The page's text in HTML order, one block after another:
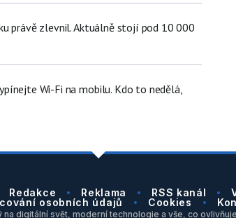
právě zlevnil. Aktuálně stojí pod 10 000
Wi-Fi na mobilu. Kdo to nedělá,
Redakce Reklama RSS kanál
osobních údajů
Cookies
na digitální svět, moderní technologie a vše, co